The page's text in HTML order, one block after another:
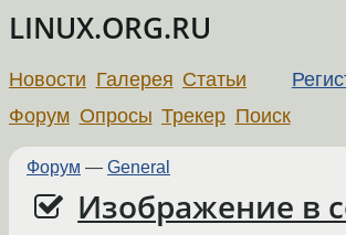
LINUX.ORG.RU
Новости Галерея Статьи
Форум Опросы Трекер Поиск
Форум — General
Изображение в